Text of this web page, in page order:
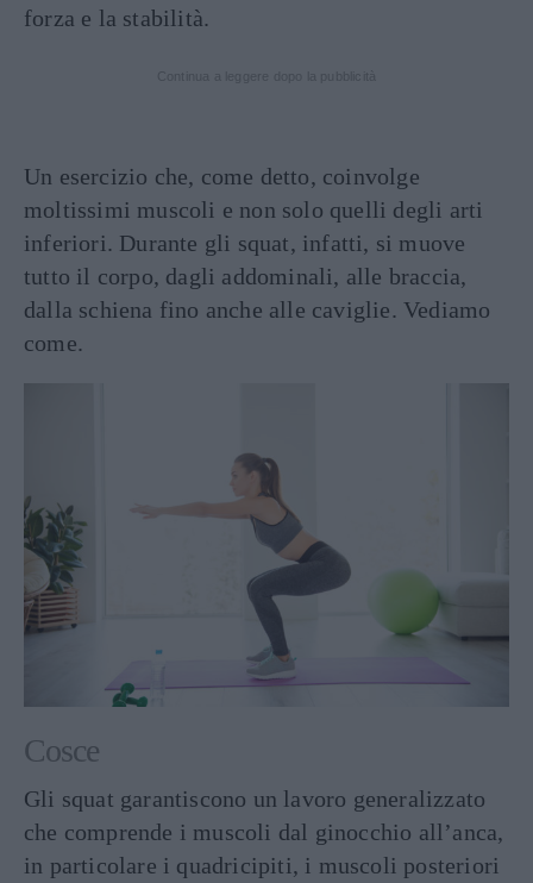
forza e la stabilità.
Un esercizio che, come detto, coinvolge
moltissimi muscoli e non solo quelli degli arti
inferiori. Durante gli squat, infatti, si muove
tutto il corpo, dagli addominali, alle braccia,
dalla schiena fino anche alle caviglie. Vediamo
come.
Cosce
Gli squat garantiscono un lavoro generalizzato
che comprende i muscoli dal ginocchio all’anca,
in particolare i quadricipiti, i muscoli posteriori